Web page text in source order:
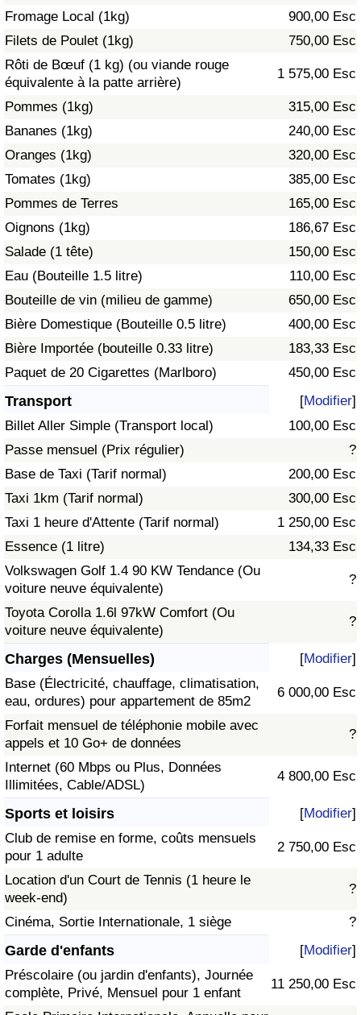
Fromage Local (1kg)
900,00 Esc
Filets de Poulet (1kg)
750,00 Esc
Rôti de Bœuf (1 kg) (ou viande rouge
équivalente à la patte arrière)
1 575,00 Esc
Pommes (1kg)
315,00 Esc
Bananes (1kg)
240,00 Esc
Oranges (1kg)
320,00 Esc
Tomates (1kg)
385,00 Esc
Pommes de Terres
165,00 Esc
Oignons (1kg)
186,67 Esc
Salade (1 tête)
150,00 Esc
Eau (Bouteille 1.5 litre)
110,00 Esc
Bouteille de vin (milieu de gamme)
650,00 Esc
Bière Domestique (Bouteille 0.5 litre)
400,00 Esc
Bière Importée (bouteille 0.33 litre)
183,33 Esc
Paquet de 20 Cigarettes (Marlboro)
450,00 Esc
Transport [Modifier]
Billet Aller Simple (Transport local)
100,00 Esc
Passe mensuel (Prix régulier)
?
Base de Taxi (Tarif normal)
200,00 Esc
Taxi 1km (Tarif normal)
300,00 Esc
Taxi 1 heure d'Attente (Tarif normal)
1 250,00 Esc
Essence (1 litre)
134,33 Esc
Volkswagen Golf 1.4 90 KW Tendance (Ou
voiture neuve équivalente)
?
Toyota Corolla 1.6l 97kW Comfort (Ou
voiture neuve équivalente)
?
Charges (Mensuelles) [Modifier]
Base (Électricité, chauffage, climatisation,
eau, ordures) pour appartement de 85m2
6 000,00 Esc
Forfait mensuel de téléphonie mobile avec
appels et 10 Go+ de données
?
Internet (60 Mbps ou Plus, Données
Illimitées, Cable/ADSL)
4 800,00 Esc
Sports et loisirs [Modifier]
Club de remise en forme, coûts mensuels
pour 1 adulte
2 750,00 Esc
Location d'un Court de Tennis (1 heure le
week-end)
?
Cinéma, Sortie Internationale, 1 siège ?
Garde d'enfants [Modifier]
Préscolaire (ou jardin d'enfants), Journée
complète, Privé, Mensuel pour 1 enfant
11 250,00 Esc
Indice des soins de santé par Pays
Pollution
Indice de pollution
Indice de Pollution par Pays
Trafic
Indice de Trafic
Indice de Trafic (Actuel)
Indice de Trafic par Pays